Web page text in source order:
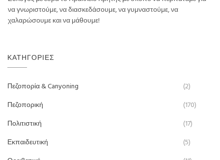
να γνωριστούμε, να διασκεδάσουμε, να γυμναστούμε, να
χαλαρώσουμε και να μάθουμε!
ΚΑΤΗΓΟΡΊΕΣ
Πεζοπορία & Canyoning
(2)
Πεζοπορική
(170)
Πολιτιστική
(17)
Εκπαιδευτική
(5)